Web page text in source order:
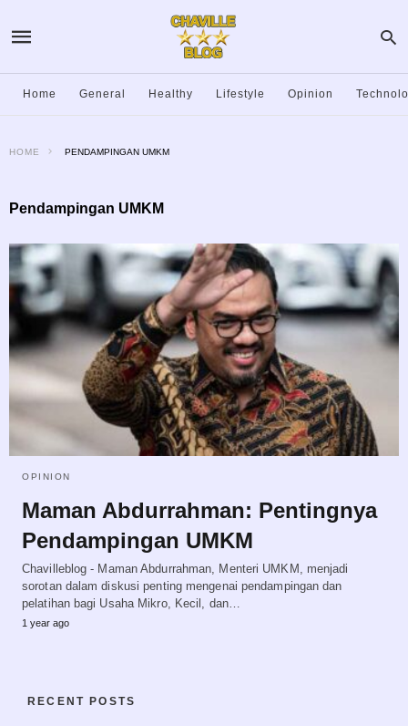
Home General Healthy Lifestyle Opinion
HOME PENDAMPINGAN UMKM
Pendampingan UMKM
OPINION
Maman Abdurrahman: Pentingnya
Pendampingan UMKM
Chavilleblog - Maman Abdurrahman, Menteri UMKM, menjadi
sorotan dalam diskusi penting mengenai pendampingan dan
pelatihan bagi Usaha Mikro, Kecil, dan…
1 year ago
RECENT POSTS